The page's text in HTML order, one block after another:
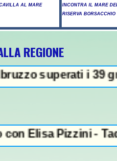
AL MARE
INCONTRA IL MARE
RISERVA BORSACCHIO
REGIONE
i 39 gradi,
-